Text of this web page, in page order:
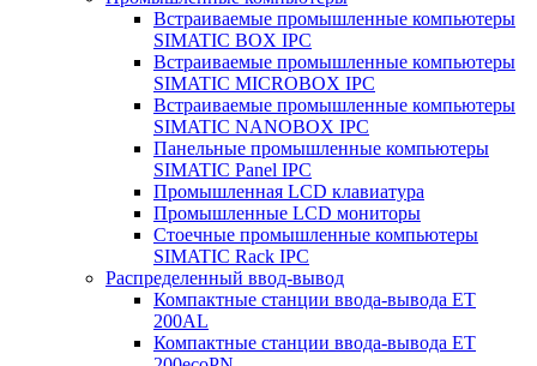
Встраиваемые промышленные компьютеры
SIMATIC BOX IPC
Встраиваемые промышленные компьютеры
SIMATIC MICROBOX IPC
Встраиваемые промышленные компьютеры
SIMATIC NANOBOX IPC
Панельные промышленные компьютеры
SIMATIC Panel IPC
Промышленная LCD клавиатура
Промышленные LCD мониторы
Стоечные промышленные компьютеры
SIMATIC Rack IPC
Распределенный ввод-вывод
Компактные станции ввода-вывода ET
200AL
Компактные станции ввода-вывода ET